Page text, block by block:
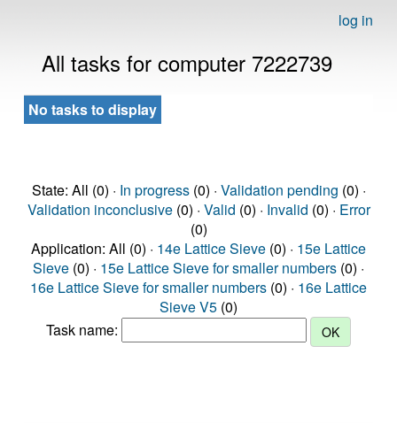
log in
All tasks for computer 7222739
No tasks to display
State: All (0) · In progress(0) · Validation pending (0) ·
Validation inconclusive(0) · Valid (0) · Invalid (0) · Error
(0)
Application: All (0) · 14e Lattice Sieve (0) · 15e Lattice
Sieve (0) · 15e Lattice Sieve for smaller numbers (0) ·
16e Lattice Sieve for smaller numbers (0) · 16e Lattice
Sieve V5 (0)
Task name: